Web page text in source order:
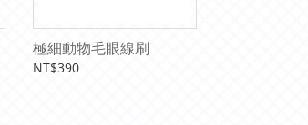
極細動物毛眼線刷
NT$390